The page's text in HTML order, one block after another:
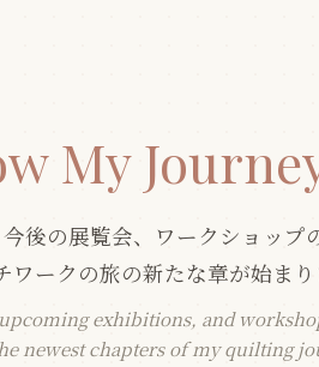
My
後の展覧会、ワークショップ
ワークの旅の新たな章が始まり
exhibitions, and
newest chapters of my quilting